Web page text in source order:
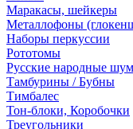
Маракасы, шейкеры
Металлофоны
Наборы перкуссии
Рототомы
Русские народные
Тамбурины / Бубны
Тимбалес
Тон-блоки, Коробочки
Треугольники